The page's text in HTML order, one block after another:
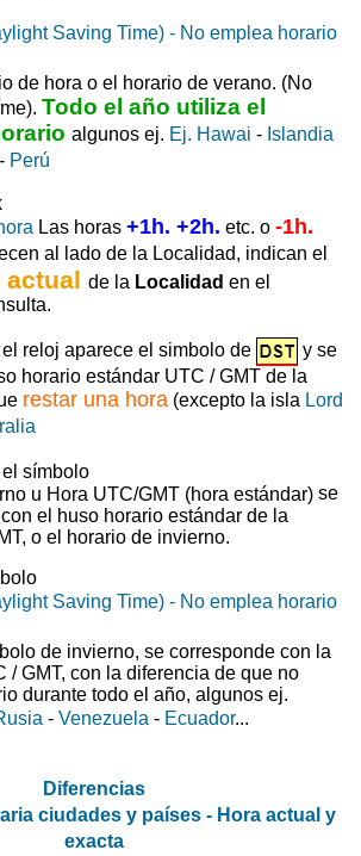
de hora o el horario de verano. (No
Todo el año utiliza el
algunos ej. Ej. Hawai - Islandia
- Perú
Las horas +1h. +2h. etc. o -1h.
al lado de la Localidad, indican el
actual de la Localidad en el
reloj aparece el simbolo de
y se
horario estándar UTC / GMT de la
restar una hora (excepto la isla Lord
símbolo
se
el huso horario estándar de la
o el horario de invierno.
de invierno, se corresponde con la
/ GMT, con la diferencia de que no
durante todo el año, algunos ej.
- Venezuela - Ecuador...
Diferencias